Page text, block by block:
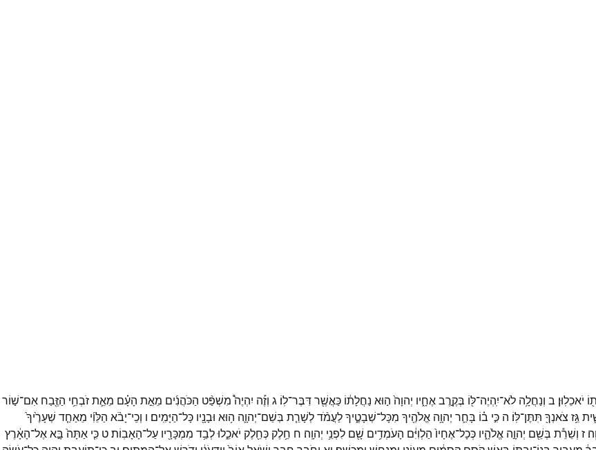
יֹאכֵלֽוּן׃ ב וְנַחֲלָ֥ה לֹא־יִֽהְיֶה־לּ֖וֹ בְּקֶ֣רֶבאֶחָ֑יו יְהוָה֙ ה֣וּא נַחֲלָת֔וֹ כַּאֲשֶׁ֖רדִּבֶּר־לֽוֹ׃ ג וְזֶ֡ה יִהְיֶה֩ מִשְׁפַּ֨ט הַכֹּהֲנִ֜ים מֵאֵ֣ת הָעָ֗ם מֵאֵ֛תזֹבְחֵ֥י הַזֶּ֖בַח אִם־שׁ֣וֹר
גֵּ֥ז צֹאנְךָ֖ תִּתֶּן־לּֽוֹ׃ ה כִּ֣י ב֗וֹ בָּחַ֛ר יְהוָ֥ה אֱלֹהֶ֖יךָ מִכָּל־שְׁבָטֶ֑יךָלַעֲמֹ֨דלְשָׁרֵ֧ת בְּשֵׁם־יְהוָ֛ה ה֥וּא וּבָנָ֖יו כָּל־הַיָּמִֽים׃ ו וְכִֽי־יָבֹ֨א הַלֵּוִ֜י מֵאַחַ֤ד שְׁעָרֶ֙יךָ֙
ז וְשֵׁרֵ֕ת בְּשֵׁ֖ם יְהוָ֣ה אֱלֹהָ֑יו כְּכָל־אֶחָיו֙ הַלְוִיִּ֔ם הָעֹמְדִ֥ים שָׁ֖ם לִפְנֵ֥י יְהוָֽה׃ ח חֵ֥לֶק כְּחֵ֖לֶק יֹאכֵ֑לוּלְבַ֥ד מִמְכָּרָ֖יו עַל־הָאָבֽוֹת׃ט כִּ֤י אַתָּה֙ בָּ֣אאֶל־הָאָ֔רֶץ